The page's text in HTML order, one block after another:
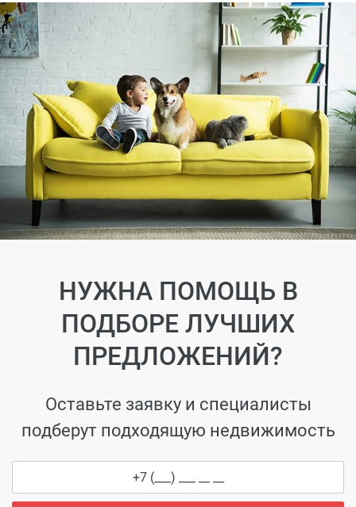
НУЖНА ПОМОЩЬ В
ПОДБОРЕ ЛУЧШИХ
ПРЕДЛОЖЕНИЙ?
Оставьте заявку и специалисты
подберут подходящую недвижимость